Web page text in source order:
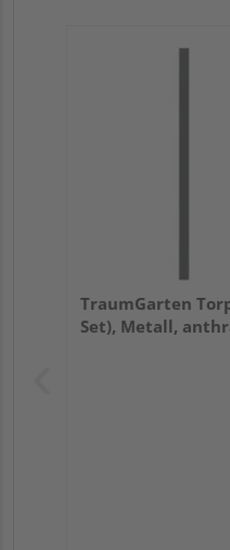
TraumGarten
Set), Metall,